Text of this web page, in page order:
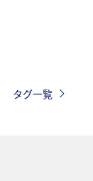
タグ一覧